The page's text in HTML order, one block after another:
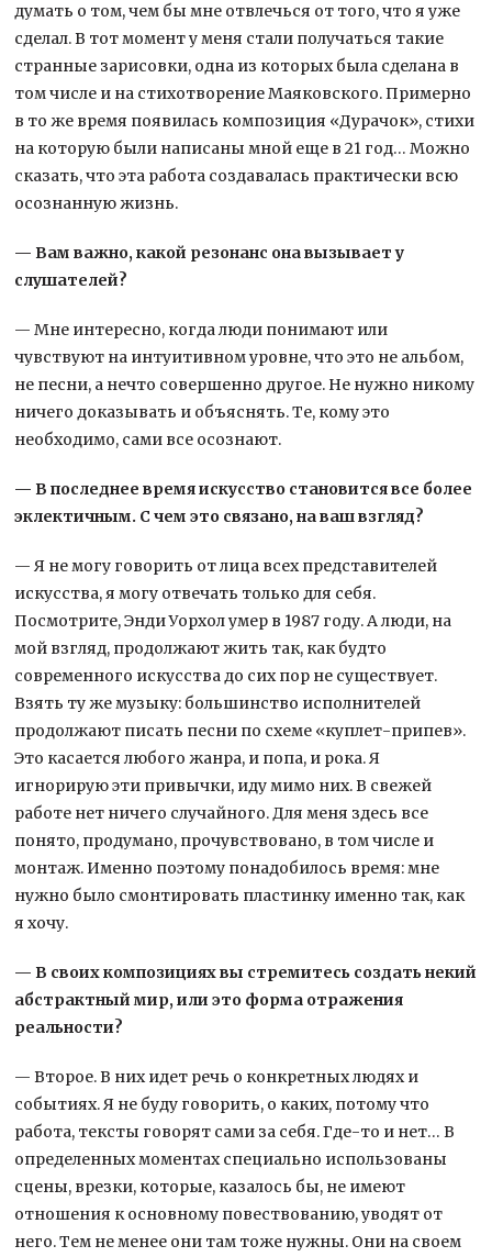
думать о том, чем бы мне отвлечься от того, что я уже
сделал. В тот момент у меня стали получаться такие
странные зарисовки, одна из которых была сделана в
том числе и на стихотворение Маяковского. Примерно
в то же время появилась композиция «Дурачок», стихи
на которую были написаны мной еще в 21 год… Можно
сказать, что эта работа создавалась практически всю
осознанную жизнь.
— Вам важно, какой резонанс она вызывает у
слушателей?
— Мне интересно, когда люди понимают или
чувствуют на интуитивном уровне, что это не альбом,
не песни, а нечто совершенно другое. Не нужно никому
ничего доказывать и объяснять. Те, кому это
необходимо, сами все осознают.
— В последнее время искусство становится все более
эклектичным. С чем это связано, на ваш взгляд?
— Я не могу говорить от лица всех представителей
искусства, я могу отвечать только для себя.
Посмотрите, Энди Уорхол умер в 1987 году. А люди, на
мой взгляд, продолжают жить так, как будто
современного искусства до сих пор не существует.
Взять ту же музыку: большинство исполнителей
продолжают писать песни по схеме «куплет-припев».
Это касается любого жанра, и попа, и рока. Я
игнорирую эти привычки, иду мимо них. В свежей
работе нет ничего случайного. Для меня здесь все
понято, продумано, прочувствовано, в том числе и
монтаж. Именно поэтому понадобилось время: мне
нужно было смонтировать пластинку именно так, как
я хочу.
— В своих композициях вы стремитесь создать некий
абстрактный мир, или это форма отражения
реальности?
— Второе. В них идет речь о конкретных людях и
событиях. Я не буду говорить, о каких, потому что
работа, тексты говорят сами за себя. Где-то и нет… В
определенных моментах специально использованы
сцены, врезки, которые, казалось бы, не имеют
отношения к основному повествованию, уводят от
него. Тем не менее они там тоже нужны. Они на своем